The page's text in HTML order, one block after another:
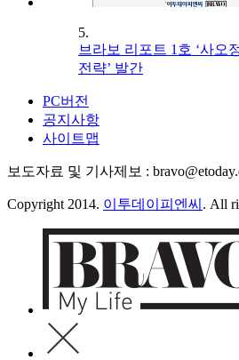
5.
브라보 리포트 1호 ‘사오
전략’ 발간
PC버전
공지사항
사이트맵
보도자료 및 기사제보 :
Copyright 2014. 이투데이피엔씨 . All